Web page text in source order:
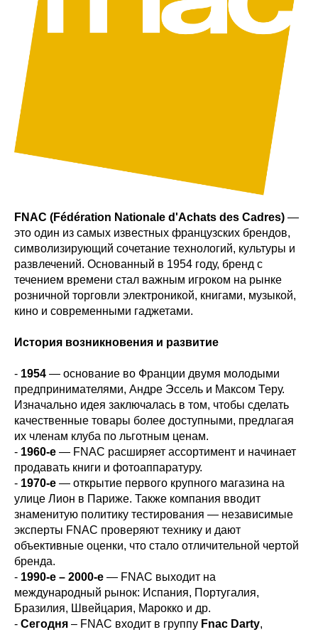
FNAC (Fédération Nationale d'Achats des Cadres) —
это один из самых известных французских брендов,
символизирующий сочетание технологий, культуры и
развлечений. Основанный в 1954 году, бренд с
течением времени стал важным игроком на рынке
розничной торговли электроникой, книгами, музыкой,
кино и современными гаджетами.
История возникновения и развитие
- 1954 — основание во Франции двумя молодыми
предпринимателями, Андре Эссель и Максом Теру.
Изначально идея заключалась в том, чтобы сделать
качественные товары более доступными, предлагая
их членам клуба по льготным ценам.
- 1960-е — FNAC расширяет ассортимент и начинает
продавать книги и фотоаппаратуру.
- 1970-е — открытие первого крупного магазина на
улице Лион в Париже. Также компания вводит
знаменитую политику тестирования — независимые
эксперты FNAC проверяют технику и дают
объективные оценки, что стало отличительной чертой
бренда.
- 1990-е – 2000-е — FNAC выходит на
международный рынок: Испания, Португалия,
Бразилия, Швейцария, Марокко и др.
- Сегодня – FNAC входит в группу Fnac Darty,